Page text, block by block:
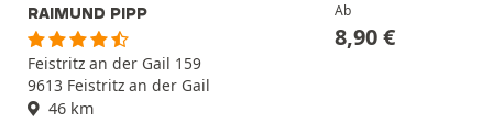
RAIMUND PIPP
Feistritz an der Gail 159
9613 Feistritz an der Gail
46 km
Ab
8,90€